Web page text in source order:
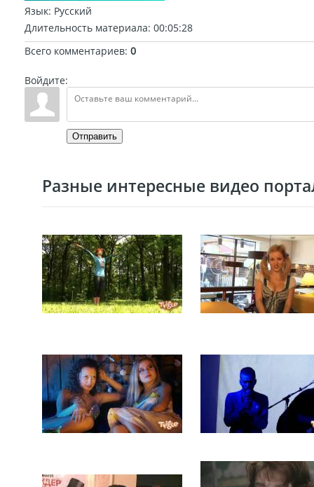
Язык: Русский
Длительность материала: 00:05:28
Всего комментариев: 0
Войдите:
Отправить
Разные интересные видео